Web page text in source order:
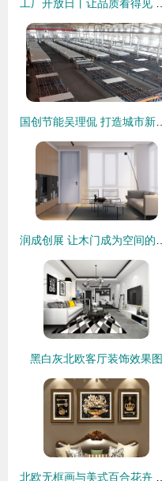
黑白灰北欧客厅装饰效果图